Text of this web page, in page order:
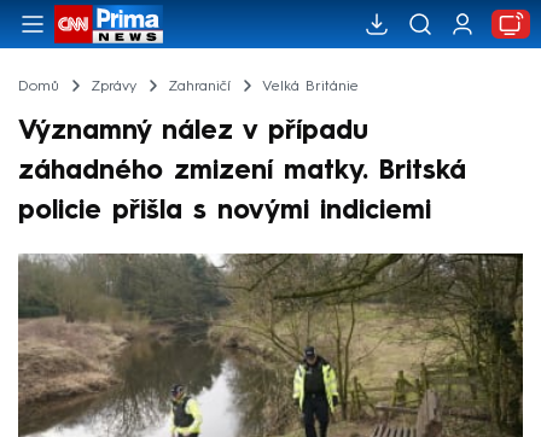
Domů Zprávy Zahraničí Velká Británie
Významný nález v případu
záhadného zmizení matky. Britská
policie přišla s novými indiciemi